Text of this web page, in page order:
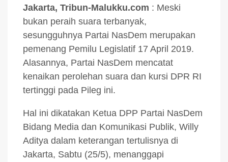
Jakarta, Tribun-Malukku.com : Meski
bukan peraih suara terbanyak,
sesungguhnya Partai NasDem merupakan
pemenang Pemilu Legislatif 17 April 2019.
Alasannya, Partai NasDem mencatat
kenaikan perolehan suara dan kursi DPR RI
tertinggi pada Pileg ini.
Hal ini dikatakan Ketua DPP Partai NasDem
Bidang Media dan Komunikasi Publik, Willy
Aditya dalam keterangan tertulisnya di
Jakarta, Sabtu (25/5), menanggapi